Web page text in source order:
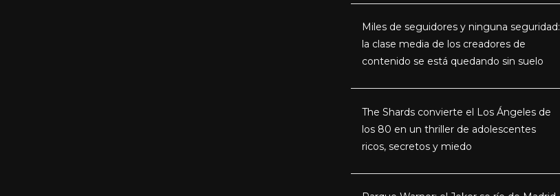
Miles de seguidores y ninguna seguridad:
la clase media de los creadores de
contenido se está quedando sin suelo
The Shards convierte el Los Ángeles de
los 80 en un thriller de adolescentes
ricos, secretos y miedo